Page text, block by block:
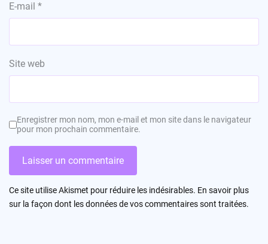
E-mail *
Site web
Enregistrer mon nom, mon e-mail et mon site dans le navigateur
pour mon prochain commentaire.
Ce site utilise Akismet pour réduire les indésirables. En savoir plus
sur la façon dont les données de vos commentaires sont traitées.